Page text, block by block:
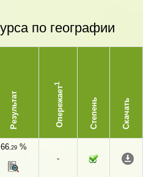
по географии
Результат Опережает
1
Степень Скачать
66,29%
-